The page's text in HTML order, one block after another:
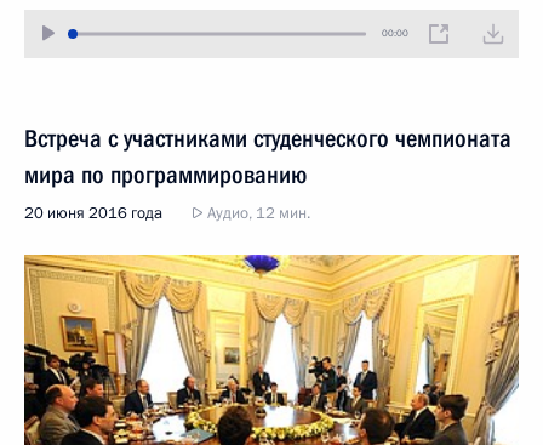
00:00
Встреча с участниками студенческого чемпионата
мира по программированию
20 июня 2016 года Аудио, 12 мин.